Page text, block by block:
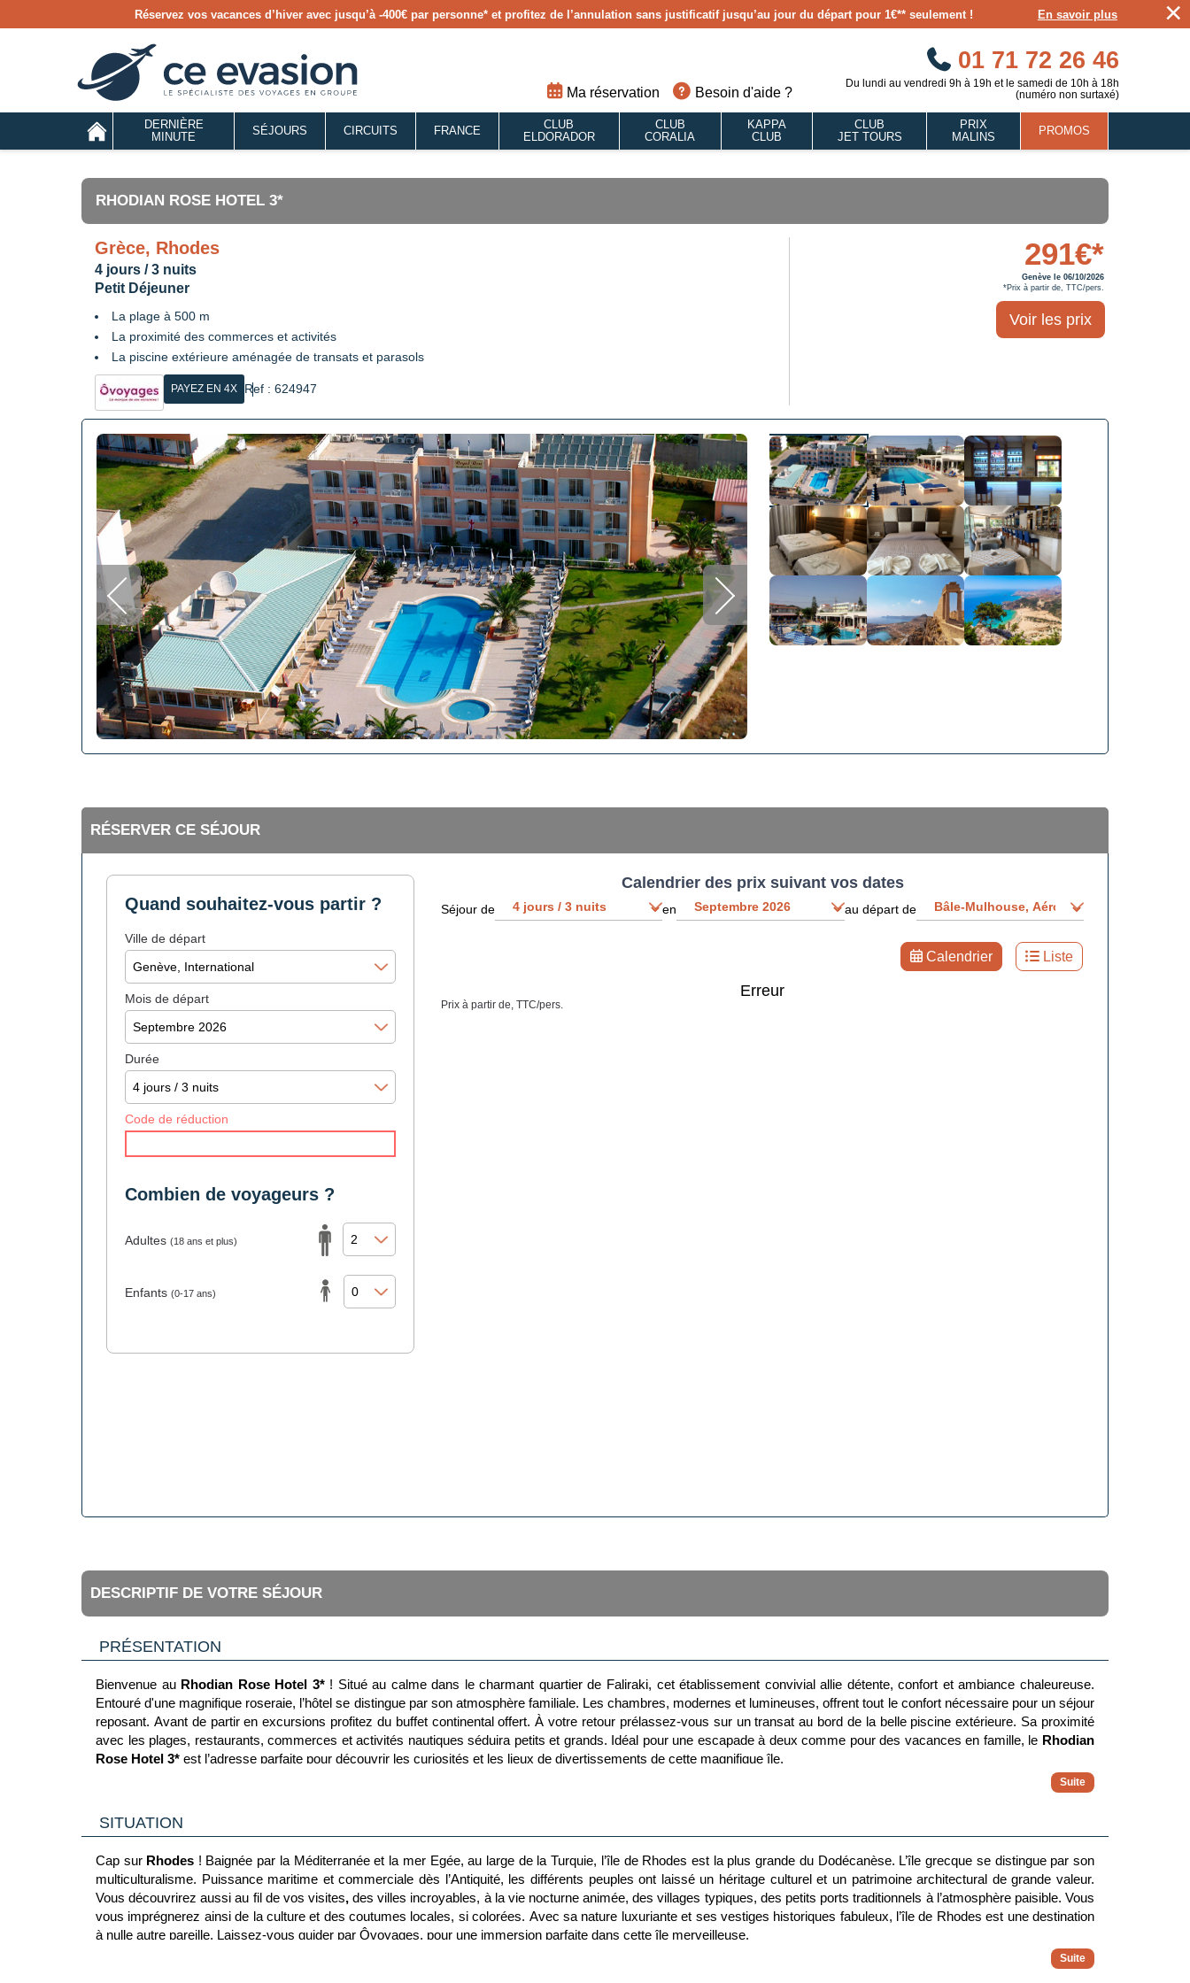
Réservez vos vacances d’hiver avec jusqu’à -400€ par personne* et profitez de l’annulation sans justificatif jusqu’au jour du départ pour 1€** seulement ! En savoir plus ×
Ma réservation Besoin d'aide ?
01 71 72 26 46
Du lundi au vendredi 9h à 19h et le samedi de 10h à 18h
(numéro non surtaxé)
DERNIÈRE
MINUTE
SÉJOURS CIRCUITS FRANCE
CLUB
ELDORADOR
CLUB
CORALIA
KAPPA
CLUB
CLUB
JET TOURS
PRIX
MALINS
PROMOS
RHODIAN ROSE HOTEL 3*
Grèce, Rhodes
4 jours / 3 nuits
Petit Déjeuner
La plage à 500 m
La proximité des commerces et activités
La piscine extérieure aménagée de transats et parasols
PAYEZ EN 4X Ref : 624947
291€*
Genève le 06/10/2026
*Prix à partir de, TTC/pers.
Voir les prix
RÉSERVER CE SÉJOUR
Quand souhaitez-vous partir ?
Ville de départ
Mois de départ
Durée
Code de réduction
Combien de voyageurs ?
Adultes (18 ans et plus)
Enfants (0-17 ans)
Calendrier des prix suivant vos dates
Séjour de en au départ de
Calendrier Liste
Erreur
Prix à partir de, TTC/pers.
DESCRIPTIF DE VOTRE SÉJOUR
PRÉSENTATION
Bienvenue au Rhodian Rose Hotel 3* ! Situé au calme dans le charmant quartier de Faliraki, cet établissement convivial allie détente, confort et ambiance chaleureuse.
Entouré d'une magnifique roseraie, l’hôtel se distingue par son atmosphère familiale. Les chambres, modernes et lumineuses, offrent tout le confort nécessaire pour un séjour
reposant. Avant de partir en excursions profitez du buffet continental offert. À votre retour prélassez-vous sur un transat au bord de la belle piscine extérieure. Sa proximité
avec les plages, restaurants, commerces et activités nautiques séduira petits et grands. Idéal pour une escapade à deux comme pour des vacances en famille, le Rhodian
Rose Hotel 3* est l’adresse parfaite pour découvrir les curiosités et les lieux de divertissements de cette magnifique île.
SITUATION
Cap sur Rhodes ! Baignée par la Méditerranée et la mer Egée, au large de la Turquie, l’île de Rhodes est la plus grande du Dodécanèse. L’île grecque se distingue par son
multiculturalisme. Puissance maritime et commerciale dès l’Antiquité, les différents peuples ont laissé un héritage culturel et un patrimoine architectural de grande valeur.
Vous découvrirez aussi au fil de vos visites, des villes incroyables, à la vie nocturne animée, des villages typiques, des petits ports traditionnels à l’atmosphère paisible. Vous
vous imprégnerez ainsi de la culture et des coutumes locales, si colorées. Avec sa nature luxuriante et ses vestiges historiques fabuleux, l’île de Rhodes est une destination
à nulle autre pareille. Laissez-vous guider par Ôvoyages, pour une immersion parfaite dans cette île merveilleuse.